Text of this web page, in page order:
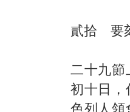
貳拾 要
二十九節
初十日，
色列人領